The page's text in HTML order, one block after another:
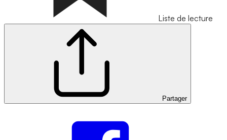
Liste de lecture
Partager